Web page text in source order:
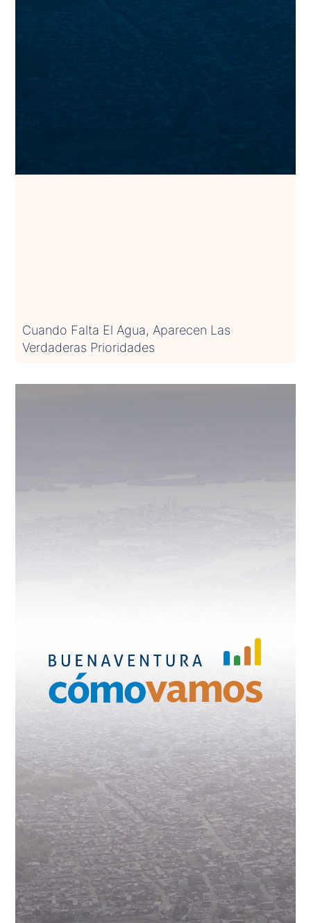
Cuando Falta El Agua, Aparecen Las
Verdaderas Prioridades